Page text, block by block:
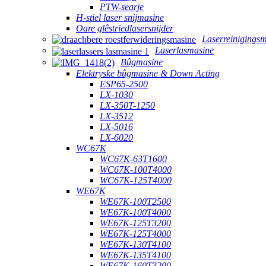
PTW-searje
H-stiel laser snijmasine
Oare glêstriedlasersnijder
Laserlasmasine
Bûgmasine
Elektryske bûgmasine & Down Acting
ESP65-2500
LX-1030
LX-350T-1250
LX-3512
LX-5016
LX-6020
WC67K
WC67K-63T1600
WC67K-100T4000
WC67K-125T4000
WE67K
WE67K-100T2500
WE67K-100T4000
WE67K-125T3200
WE67K-125T4000
WE67K-130T4100
WE67K-135T4100